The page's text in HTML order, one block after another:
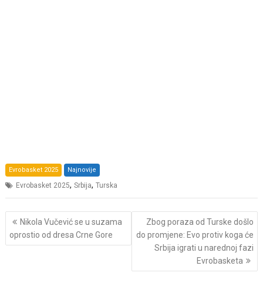
Evrobasket 2025 Najnovije
Evrobasket 2025,Srbija,Turska
Post
navigation
Nikola Vučević se u suzama
oprostio od dresa Crne Gore
Zbog poraza od Turske došlo
do promjene: Evo protiv koga će
Srbija igrati u narednoj fazi
Evrobasketa